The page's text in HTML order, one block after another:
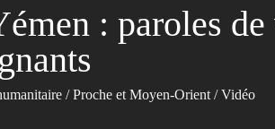
: paroles
/Proche et Moyen-Orient /Vidéo